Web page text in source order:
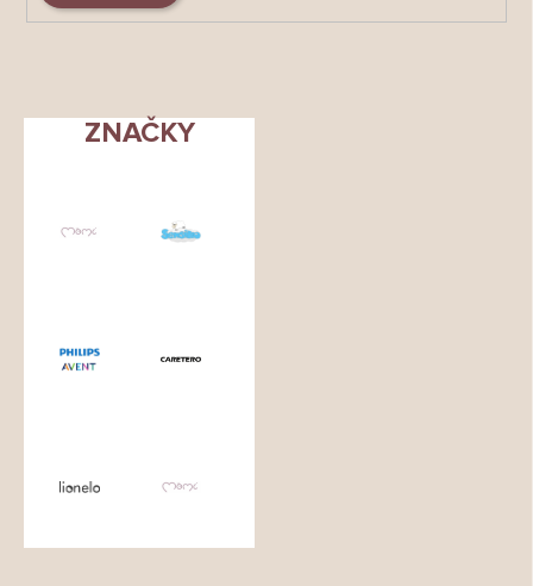
ZNAČKY